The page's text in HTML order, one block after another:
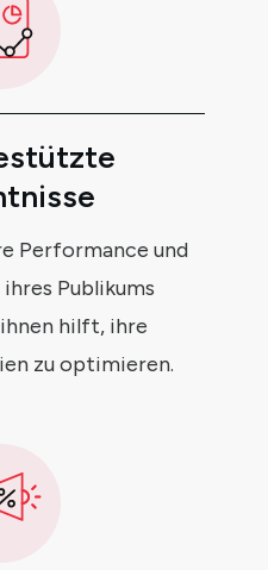
Performance und
Publikums
hilft, ihre
zu optimieren.